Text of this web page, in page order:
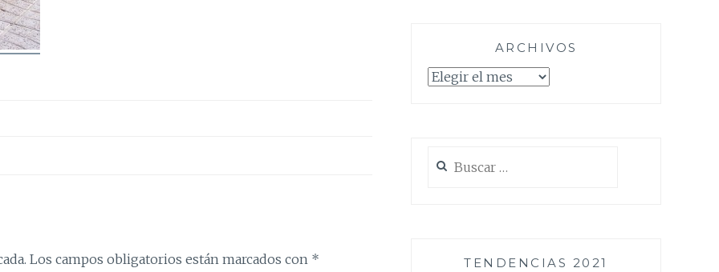
Los campos obligatorios están marcados con *
ARCHIVOS
Archivos
TENDENCIAS 2021